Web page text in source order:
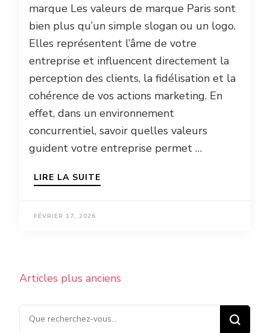
marque Les valeurs de marque Paris sont
bien plus qu’un simple slogan ou un logo.
Elles représentent l’âme de votre
entreprise et influencent directement la
perception des clients, la fidélisation et la
cohérence de vos actions marketing. En
effet, dans un environnement
concurrentiel, savoir quelles valeurs
guident votre entreprise permet …
LIRE LA SUITE
FÉVRIER 17, 2026
Navigation
articles
Articles plus anciens
Vous recherchiez quelque